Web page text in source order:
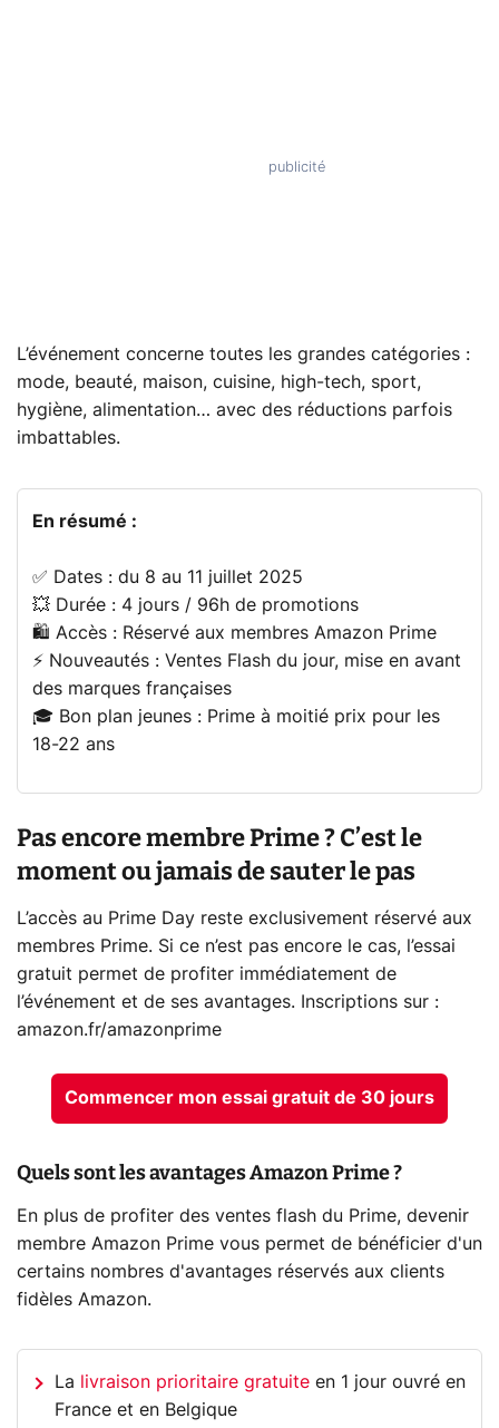
L’événement concerne toutes les grandes catégories :
mode, beauté, maison, cuisine, high-tech, sport,
hygiène, alimentation… avec des réductions parfois
imbattables.
En résumé :
✅ Dates : du 8 au 11 juillet 2025
💥 Durée : 4 jours / 96h de promotions
🛍️ Accès : Réservé aux membres Amazon Prime
⚡ Nouveautés : Ventes Flash du jour, mise en avant
des marques françaises
🎓 Bon plan jeunes : Prime à moitié prix pour les
18-22 ans
Pas encore membre Prime ? C’est le
moment ou jamais de sauter le pas
L’accès au Prime Day reste exclusivement réservé aux
membres Prime. Si ce n’est pas encore le cas, l’essai
gratuit permet de profiter immédiatement de
l’événement et de ses avantages. Inscriptions sur :
amazon.fr/amazonprime
Commencer mon essai gratuit de 30 jours
Quels sont les avantages Amazon Prime ?
En plus de profiter des ventes flash du Prime, devenir
membre Amazon Prime vous permet de bénéficier d'un
certains nombres d'avantages réservés aux clients
fidèles Amazon.
La livraison prioritaire gratuite en 1 jour ouvré en
France et en Belgique